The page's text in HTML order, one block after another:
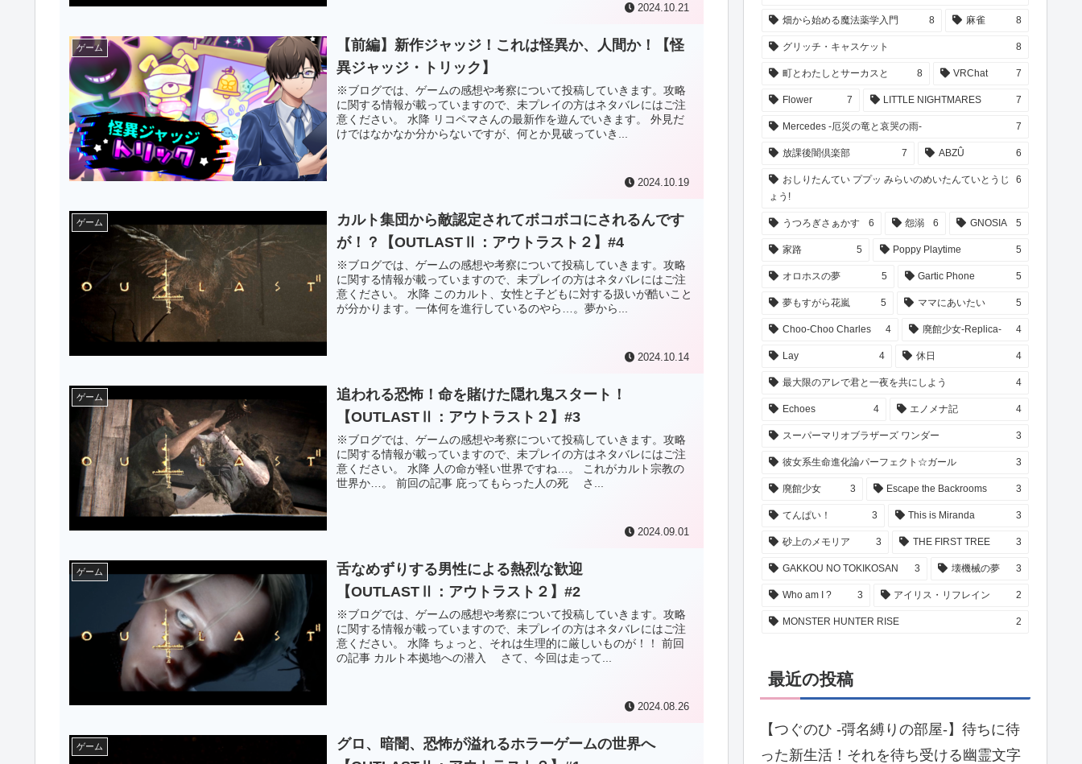
2024.10.21
ゲーム
【前編】新作ジャッジ！これは怪異か、人間か！【怪
異ジャッジ・トリック】
※ブログでは、ゲームの感想や考察について投稿していきます。攻略
に関する情報が載っていますので、未プレイの方はネタバレにはご注
意ください。 水降 リコペマさんの最新作を遊んでいきます。 外見だ
けではなかなか分からないですが、何とか見破っていき...
2024.10.19
ゲーム
カルト集団から敵認定されてボコボコにされるんです
が！？【OUTLASTⅡ：アウトラスト２】#4
※ブログでは、ゲームの感想や考察について投稿していきます。攻略
に関する情報が載っていますので、未プレイの方はネタバレにはご注
意ください。 水降 このカルト、女性と子どもに対する扱いが酷いこと
が分かります。一体何を進行しているのやら…。夢から...
2024.10.14
ゲーム
追われる恐怖！命を賭けた隠れ鬼スタート！
【OUTLASTⅡ：アウトラスト２】#3
※ブログでは、ゲームの感想や考察について投稿していきます。攻略
に関する情報が載っていますので、未プレイの方はネタバレにはご注
意ください。 水降 人の命が軽い世界ですね…。 これがカルト宗教の
世界か…。 前回の記事 庇ってもらった人の死 さ...
2024.09.01
ゲーム
舌なめずりする男性による熱烈な歓迎
【OUTLASTⅡ：アウトラスト２】#2
※ブログでは、ゲームの感想や考察について投稿していきます。攻略
に関する情報が載っていますので、未プレイの方はネタバレにはご注
意ください。 水降 ちょっと、それは生理的に厳しいものが！！ 前回
の記事 カルト本拠地への潜入 さて、今回は走って...
2024.08.26
ゲーム
グロ、暗闇、恐怖が溢れるホラーゲームの世界へ
畑から始める魔法薬学入門 8 麻雀 8
グリッチ・キャスケット 8
町とわたしとサーカスと 8 VRChat 7
Flower 7 LITTLE NIGHTMARES 7
Mercedes -厄災の竜と哀哭の雨- 7
放課後闇倶楽部 7 ABZÛ 6
おしりたんてい ププッ みらいのめいたんていとうじ
ょう!
6
うつろぎさぁかす 6 怨溺 6 GNOSIA 5
家路 5 Poppy Playtime 5
オロホスの夢 5 Gartic Phone 5
夢もすがら花嵐 5 ママにあいたい 5
Choo-Choo Charles 4 廃館少女-Replica- 4
Lay 4 休日 4
最大限のアレで君と一夜を共にしよう 4
Echoes 4 エノメナ記 4
スーパーマリオブラザーズ ワンダー 3
彼女系生命進化論パーフェクト☆ガール 3
廃館少女 3 Escape the Backrooms 3
てんぱい！ 3 This is Miranda 3
砂上のメモリア 3 THE FIRST TREE 3
GAKKOU NO TOKIKOSAN 3 壊機械の夢 3
Who am I ? 3 アイリス・リフレイン 2
MONSTER HUNTER RISE 2
最近の投稿
【つぐのひ -彁名縛りの部屋-】待ちに待
った新生活！それを待ち受ける幽霊文字